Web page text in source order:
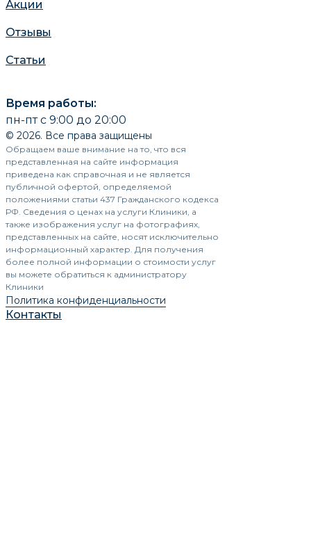
Акции
Отзывы
Статьи
Время работы:
пн-пт с 9:00 до 20:00
© 2026. Все права защищены
Обращаем ваше внимание на то, что вся
представленная на сайте информация
приведена как справочная и не является
публичной офертой, определяемой
положениями статьи 437 Гражданского кодекса
РФ. Сведения о ценах на услуги Клиники, а
также изображения услуг на фотографиях,
представленных на сайте, носят исключительно
информационный характер. Для получения
более полной информации о стоимости услуг
вы можете обратиться к администратору
Клиники
Политика конфиденциальности
Контакты